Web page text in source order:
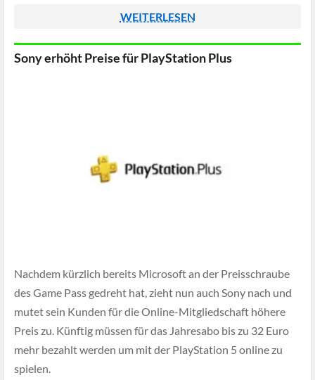
WEITERLESEN
Sony erhöht Preise für PlayStation Plus
Nachdem kürzlich bereits Microsoft an der Preisschraube
des Game Pass gedreht hat, zieht nun auch Sony nach und
mutet sein Kunden für die Online-Mitgliedschaft höhere
Preis zu. Künftig müssen für das Jahresabo bis zu 32 Euro
mehr bezahlt werden um mit der PlayStation 5 online zu
spielen.